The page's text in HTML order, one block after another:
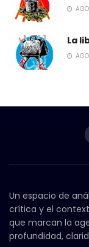
La
Un espacio de
crítica y el
que marcan la
profundidad,